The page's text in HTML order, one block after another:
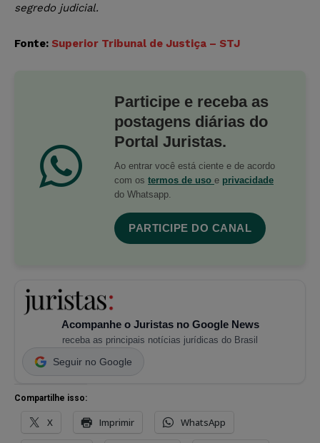
segredo judicial.
Fonte: Superior Tribunal de Justiça – STJ
Participe e receba as
postagens diárias do
Portal Juristas.
Ao entrar você está ciente e de acordo
com os termos de uso e privacidade
do Whatsapp.
PARTICIPE DO CANAL
Acompanhe o Juristas no Google News
receba as principais notícias jurídicas do Brasil
Seguir no Google
Compartilhe isso:
X Imprimir WhatsApp